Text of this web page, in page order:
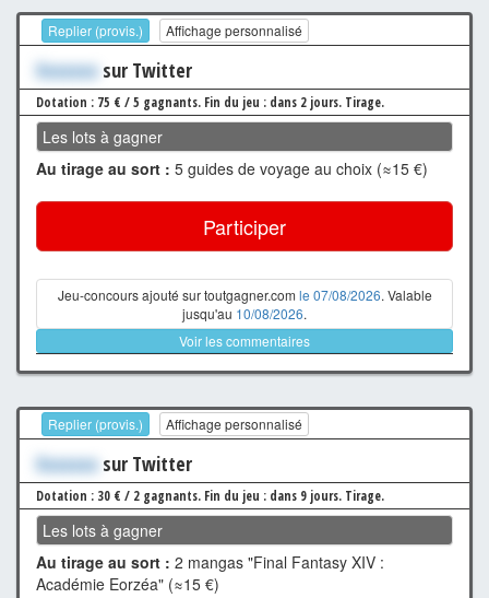
Replier (provis.) Affichage personnalisé
Xxxxxxx sur Twitter
Dotation : 75 € / 5 gagnants. Fin du jeu : dans 2 jours. Tirage.
Les lots à gagner
Au tirage au sort : 5 guides de voyage au choix (≈15 €)
Participer
Jeu-concours ajouté sur toutgagner.com le 07/08/2026. Valable
jusqu'au 10/08/2026.
Voir les commentaires
Replier (provis.) Affichage personnalisé
Xxxxxxx sur Twitter
Dotation : 30 € / 2 gagnants. Fin du jeu : dans 9 jours. Tirage.
Les lots à gagner
Au tirage au sort : 2 mangas "Final Fantasy XIV :
Académie Eorzéa" (≈15 €)